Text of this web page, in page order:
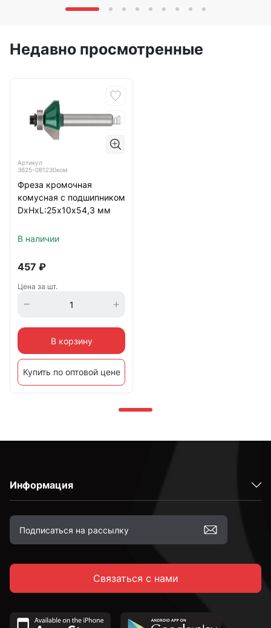
Недавно просмотренные
Артикул
3625-081230ком
Фреза кромочная
комусная с подшипником
DxHxL:25х10х54,3 мм
В наличии
457 ₽
Цена за шт.
В корзину
Купить по оптовой цене
Информация
Связаться с нами